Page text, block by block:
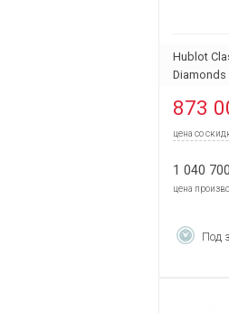
Hublot
Diamonds
873
цена со
1 040 700
цена
Под